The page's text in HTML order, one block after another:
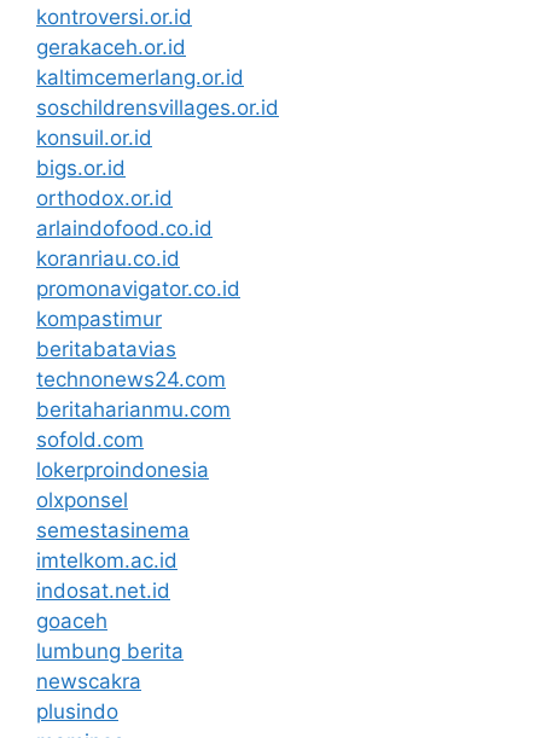
kontroversi.or.id
gerakaceh.or.id
kaltimcemerlang.or.id
soschildrensvillages.or.id
konsuil.or.id
bigs.or.id
orthodox.or.id
arlaindofood.co.id
koranriau.co.id
promonavigator.co.id
kompastimur
beritabatavias
technonews24.com
beritaharianmu.com
sofold.com
lokerproindonesia
olxponsel
semestasinema
imtelkom.ac.id
indosat.net.id
goaceh
lumbung berita
newscakra
plusindo